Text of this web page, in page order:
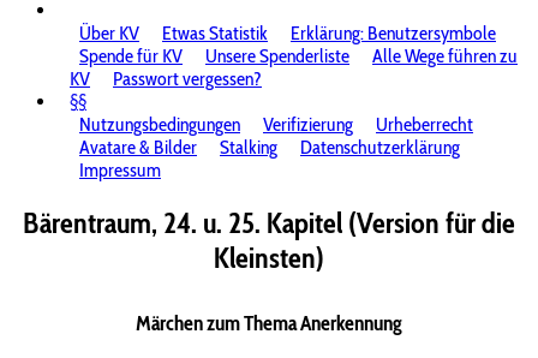
Über KV
Etwas Statistik
Erklärung: Benutzersymbole
Spende für KV
Unsere Spenderliste
Alle Wege führen zu
KV
Passwort vergessen?
§§
Nutzungsbedingungen
Verifizierung
Urheberrecht
Avatare & Bilder
Stalking
Datenschutzerklärung
Impressum
Bärentraum, 24. u. 25. Kapitel (Version für die
Kleinsten)
Märchen zum Thema Anerkennung